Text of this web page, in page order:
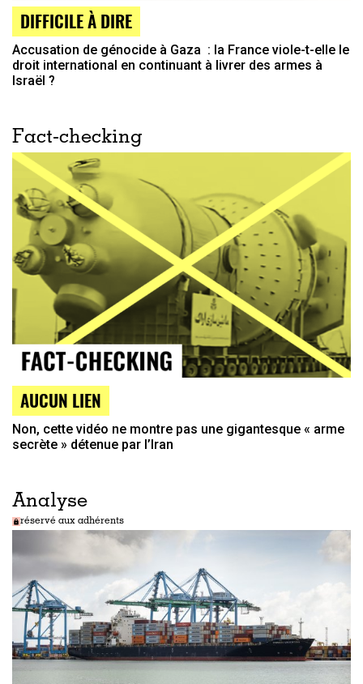
DIFFICILE À DIRE
Accusation de génocide à Gaza : la France viole-t-elle le
droit international en continuant à livrer des armes à
Israël ?
Fact-checking
AUCUN LIEN
Non, cette vidéo ne montre pas une gigantesque « arme
secrète » détenue par l’Iran
Analyse
réservé aux adhérents